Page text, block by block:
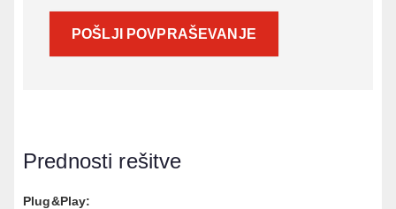
POŠLJI POVPRAŠEVANJE
Prednosti rešitve
Plug&Play: